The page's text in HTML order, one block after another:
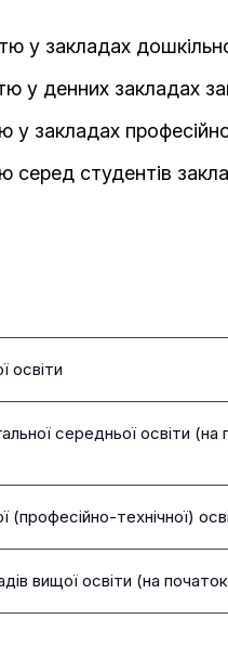
у закладах
у денних закладах
у закладах
серед студентів
освіти
середньої освіти
(професійно-технічної)
вищої освіти (на